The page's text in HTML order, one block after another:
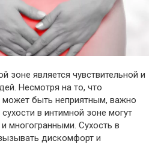
зоне является чувствительной и
Несмотря на то, что
быть неприятным, важно
в интимной зоне могут
многогранными. Сухость в
дискомфорт и